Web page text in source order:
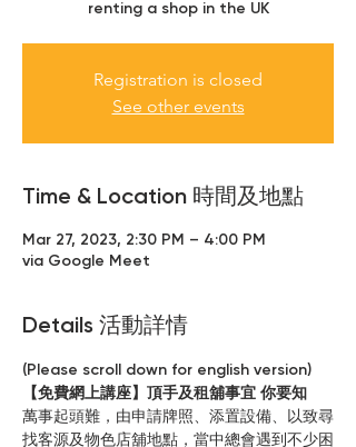
renting a shop in the UK
Registration is closed
See other events
Time & Location 時間及地點
Mar 27, 2023, 2:30 PM – 4:00 PM
via Google Meet
Details 活動詳情
(Please scroll down for english version)
【免費網上講座】頂手及租舖事宜 你要知
萬事起頭難，由申請牌照、添置設備、以致尋
找客源及物色店舖地點，當中總會遇到不少困